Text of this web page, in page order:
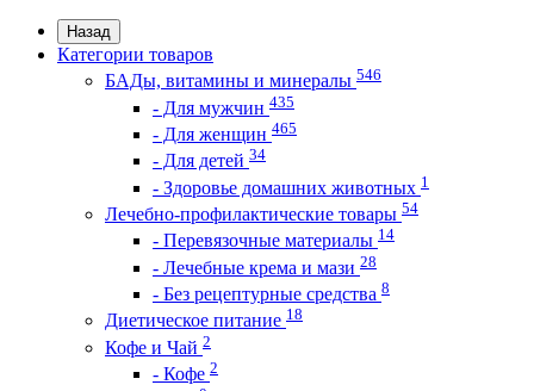
Назад
Категории товаров
БАДы, витамины и минералы 546
- Для мужчин 435
- Для женщин 465
- Для детей 34
- Здоровье домашних животных 1
Лечебно-профилактические товары 54
- Перевязочные материалы 14
- Лечебные крема и мази 28
- Без рецептурные средства 8
Диетическое питание 18
Кофе и Чай 2
- Кофе 2